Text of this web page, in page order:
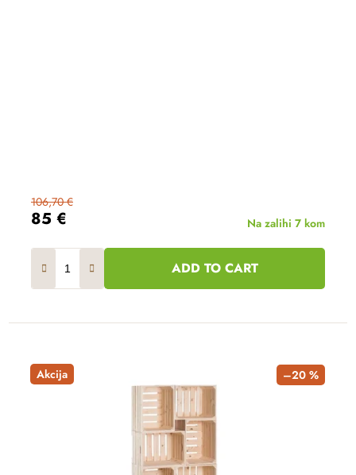
85 €
106,70 €
Na zalihi 7 kom
ADD TO CART
Akcija –20 %